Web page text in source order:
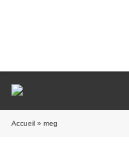
Accueil » meg